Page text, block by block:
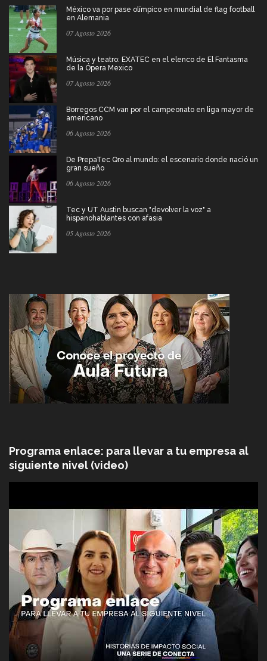
México va por pase olímpico en mundial de flag football
en Alemania
07 Agosto 2026
Música y teatro: EXATEC en el elenco de El Fantasma
de la Ópera Mexico
07 Agosto 2026
Borregos CCM van por el campeonato en liga mayor de
americano
06 Agosto 2026
De PrepaTec Qro al mundo: el escenario donde nació un
gran sueño
06 Agosto 2026
Tec y UT Austin buscan "devolver la voz" a
hispanohablantes con afasia
05 Agosto 2026
Programa enlace: para llevar a tu empresa al
siguiente nivel (video)